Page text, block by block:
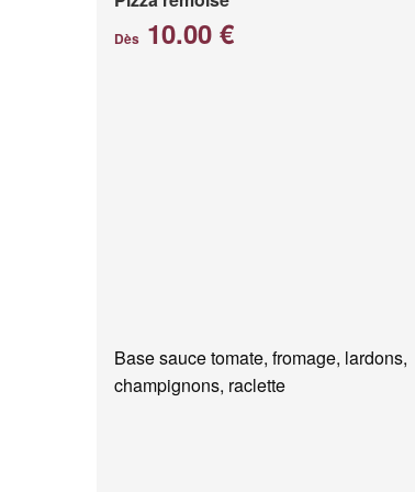
Dès 10.00 €
Base sauce tomate, fromage, lardons,
champignons, raclette